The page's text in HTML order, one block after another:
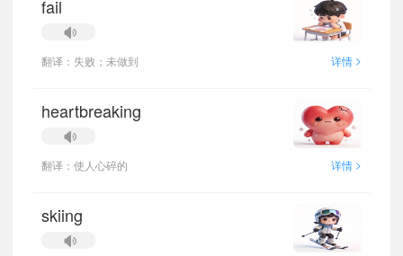
fail
翻译：失败；未做到 详情 >
heartbreaking
翻译：使人心碎的 详情 >
skiing